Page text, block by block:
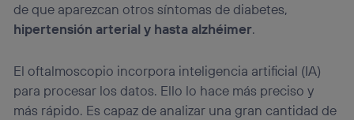
de que aparezcan otros síntomas de diabetes,
hipertensión arterial y hasta alzhéimer.
El oftalmoscopio incorpora inteligencia artificial (IA)
para procesar los datos. Ello lo hace más preciso y
más rápido. Es capaz de analizar una gran cantidad de